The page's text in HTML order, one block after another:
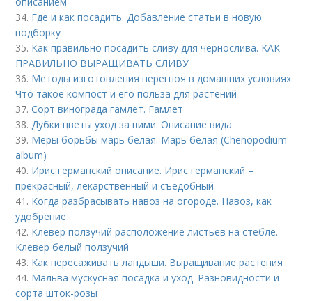
34. Где и как посадить. Добавление статьи в новую
подборку
35. Как правильно посадить сливу для чернослива. КАК
ПРАВИЛЬНО ВЫРАЩИВАТЬ СЛИВУ
36. Методы изготовления перегноя в домашних условиях.
Что такое компост и его польза для растений
37.Сорт винограда гамлет. Гамлет
38.Дубки цветы уход за ними. Описание вида
39. Меры борьбы марь белая. Марь белая (Chenopodium
album)
40. Ирис германский описание. Ирис германский –
прекрасный, лекарственный и съедобный
41. Когда разбрасывать навоз на огороде. Навоз, как
удобрение
42. Клевер ползучий расположение листьев на стебле.
Клевер белый ползучий
43. Как пересаживать ландыши. Выращивание растения
44. Мальва мускусная посадка и уход. Разновидности и
сорта шток-розы